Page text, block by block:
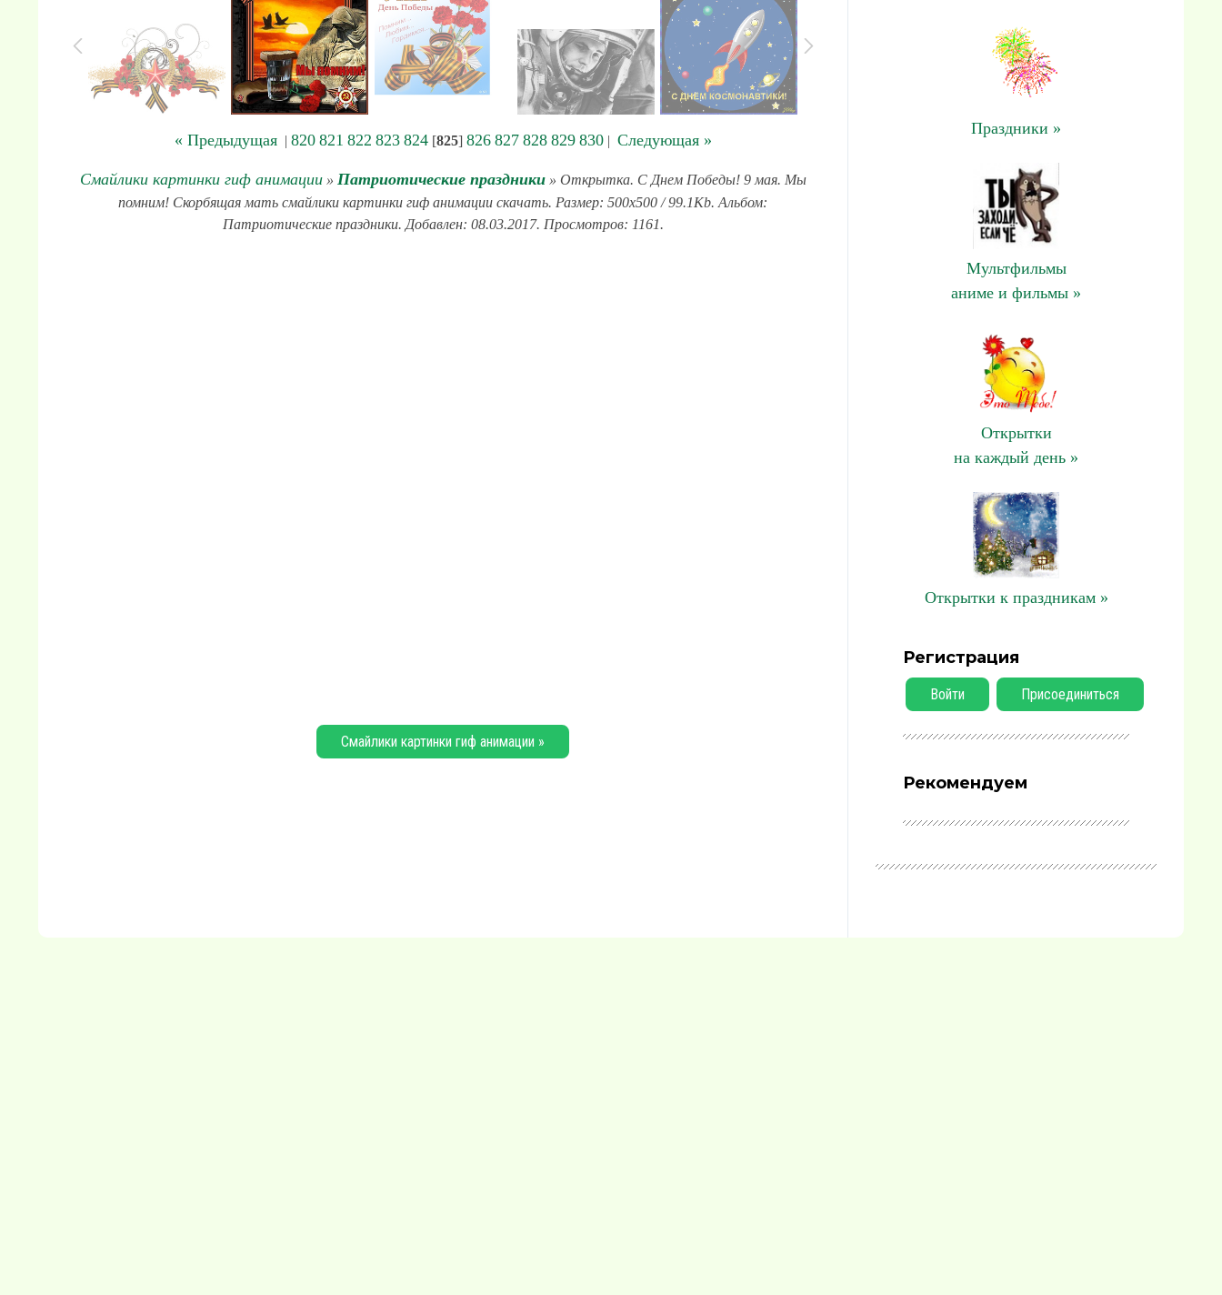
« Предыдущая| 820 821 822 823 824[825] 826 827 828 829 830| Следующая »
Смайлики картинки гиф анимации» Патриотические праздники» Открытка. С Днем Победы! 9 мая. Мы
помним! Скорбящая мать смайлики картинки гиф анимации скачать. Размер: 500x500 / 99.1Kb. Альбом:
Патриотические праздники. Добавлен: 08.03.2017. Просмотров: 1161.
Смайлики картинки гиф анимации »
Праздники »
Мультфильмы
аниме и фильмы »
Открытки
на каждый день »
Открытки к праздникам »
Регистрация
Войти Присоединиться
Рекомендуем